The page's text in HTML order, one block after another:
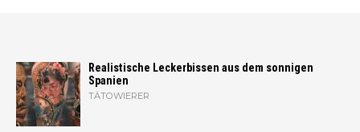
Realistische Leckerbissen aus dem sonnigen
Spanien
TÄTOWIERER